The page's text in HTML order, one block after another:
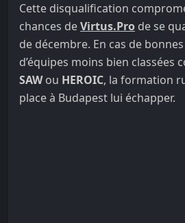
Cette disqualification
chances deVirtus.Pro de se
de décembre. En cas de
d’équipes moins bien classées
SAWou HEROIC, la formation
place à Budapest lui échapper.